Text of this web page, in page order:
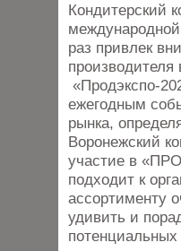
Кондитерский
раз привлек
производителя
«Продэкспо-
ежегодным
рынка,
Воронежский
участие в
подходит к
ассортименту
удивить и
потенциальных